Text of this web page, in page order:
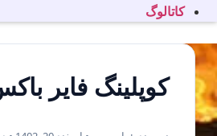
کاتالوگ
کوپلینگ فایر